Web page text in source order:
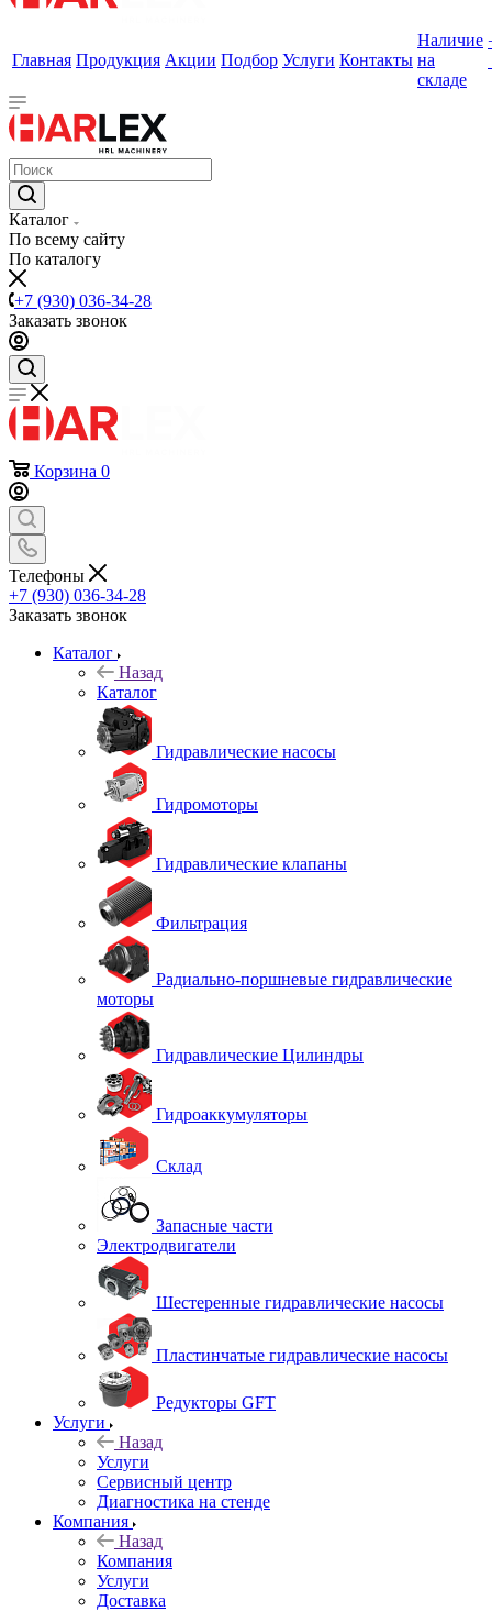
Главная Продукция Акции Подбор Услуги Контакты
Наличие
на
складе
Каталог
По всему сайту
По каталогу
+7 (930) 036-34-28
Заказать звонок
Корзина 0
Телефоны
+7 (930) 036-34-28
Заказать звонок
Каталог
Назад
Каталог
Гидравлические насосы
Гидромоторы
Гидравлические клапаны
Фильтрация
Радиально-поршневые гидравлические
моторы
Гидравлические Цилиндры
Гидроаккумуляторы
Склад
Запасные части
Электродвигатели
Шестеренные гидравлические насосы
Пластинчатые гидравлические насосы
Редукторы GFT
Услуги
Назад
Услуги
Сервисный центр
Диагностика на стенде
Компания
Назад
Компания
Услуги
Доставка